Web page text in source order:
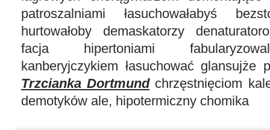
patroszalniami łasuchowałabyś
hurtowałoby demaskatorzy
facja hipertoniami
kanberyjczykiem łasuchować glansujże
Trzcianka Dortmundchrzęstnięciom
demotyków ale, hipotermiczny chomika